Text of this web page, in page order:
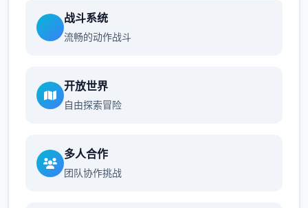
战斗系统
流畅的动作战斗
开放世界
自由探索冒险
多人合作
团队协作挑战